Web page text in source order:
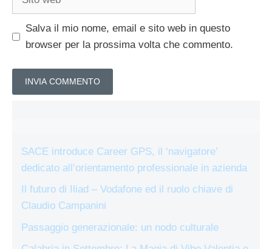
Salva il mio nome, email e sito web in questo
browser per la prossima volta che commento.
SACE introduce Career GPS, il ‘navigatore’
dedicato all’orientamento professionale in azienda
Il futuro di Iliad – Vodafone ed il ruolo chiave di
Claudio Campanini
Passaggio generazionale: un nodo culturale